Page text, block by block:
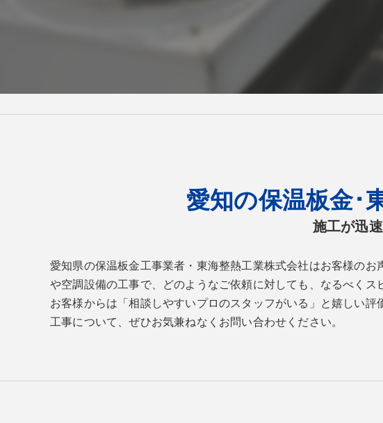
施工が迅
愛知の保温板金･
愛知県の保温板金工事業者・東海整熱工業株式会社はお客様の
や空調設備の工事で、どのようなご依頼に対しても、なるべく
お客様からは「相談しやすいプロのスタッフがいる」と嬉しい
工事について、ぜひお気兼ねなくお問い合わせください。